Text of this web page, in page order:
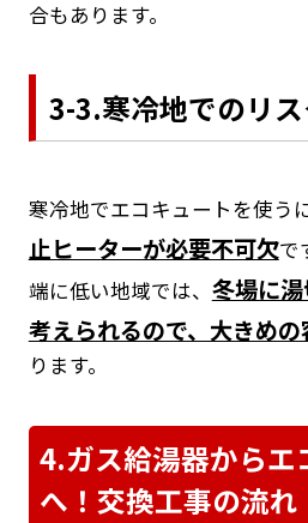
合もあります。
3-3.寒冷地でのリ
寒冷地でエコキュートを使うに
止ヒーターが必要不可欠で
端に低い地域では、 冬場に
考えられるので、大きめ
ります。
4.ガス給湯器からエ
へ！交換工事の流れ